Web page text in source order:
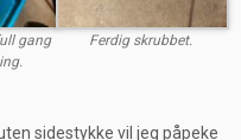
gang
Ferdig skrubbet.
sidestykke vil jeg påpeke